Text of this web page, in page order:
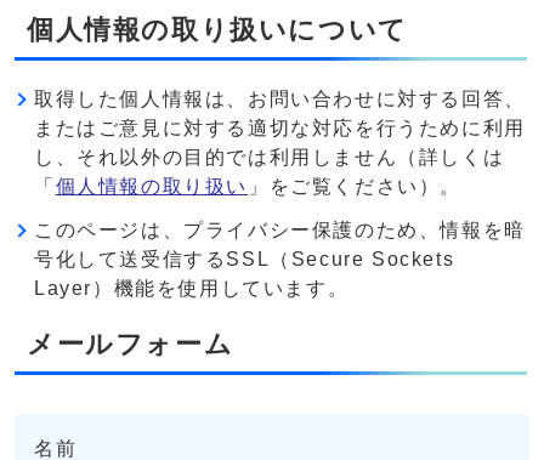
個人情報の取り扱いについて
取得した個人情報は、お問い合わせに対する回答、
またはご意見に対する適切な対応を行うために利用
し、それ以外の目的では利用しません（詳しくは
「 個人情報の取り扱い 」をご覧ください）。
このページは、プライバシー保護のため、情報を暗
号化して送受信するSSL（Secure Sockets
Layer）機能を使用しています。
メールフォーム
名前